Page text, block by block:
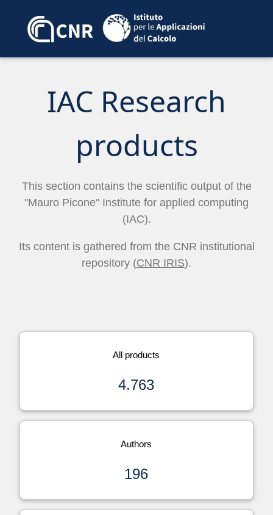
IAC Research
products
This section contains the scientific output of the
"Mauro Picone" Institute for applied computing
(IAC).
Its content is gathered from the CNR institutional
repository (CNR IRIS).
All products
4.763
Authors
196